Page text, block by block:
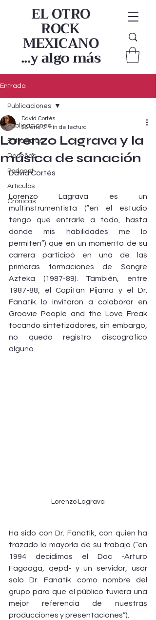
EL OTRO
ROCK
MEXICANO
...y algo más
Entrada
Publicaciones
Entrevistas
Reseñas
Podcast
Artículos
Crónicas
Publicaciones
Lorenzo Lagrava y la
música de sanación
David Cortés
26 ene 3 min de lectura
David Cortés
Lorenzo Lagrava es un
multinstrumentista (“en el estudio
tengo que entrarle a todo, hasta
donde mis habilidades me lo
permiten”) que en un momento de su
carrera participó en una de las
primeras formaciones de Sangre
Azteka (1987-89). También, entre
1987-88, el Capitán Pijama y el Dr.
Fanatik lo invitaron a colaborar en
Groovie People and the Love Freak
tocando sintetizadores, sin embargo,
no quedó registro discográfico
alguno.
Lorenzo Lagrava
Ha sido con Dr. Fanatik, con quien ha
trazado la mayoría de su trabajo (“en
1994 decidimos el Doc -Arturo
Fagoaga, qepd- y un servidor, usar
solo Dr. Fanatik como nombre del
grupo para que el público tuviera una
mejor referencia de nuestras
producciones y presentaciones”).